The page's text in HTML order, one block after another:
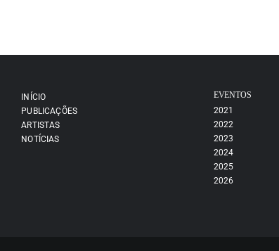
INÍCIO
PUBLICAÇÕES
ARTISTAS
NOTÍCIAS
EVENTOS
2021
2022
2023
2024
2025
2026